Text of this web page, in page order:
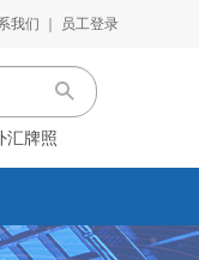
我们 员工登录
汇牌照